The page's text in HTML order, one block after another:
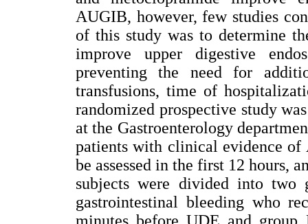
AUGIB, however, few studies
of this study was to determine
improve upper digestive
preventing the need for
transfusions, time of
randomized prospective study
at the Gastroenterology
patients with clinical evidence of
be assessed in the first 12 hours,
subjects were divided into two
gastrointestinal bleeding who